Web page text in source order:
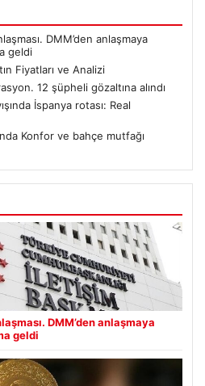
DMM’den anlaşmaya
geldi
Fiyatları ve Analizi
12 şüpheli gözaltına alındı
İspanya rotası: Real
Konfor ve bahçe mutfağı
DMM’den anlaşmaya
geldi